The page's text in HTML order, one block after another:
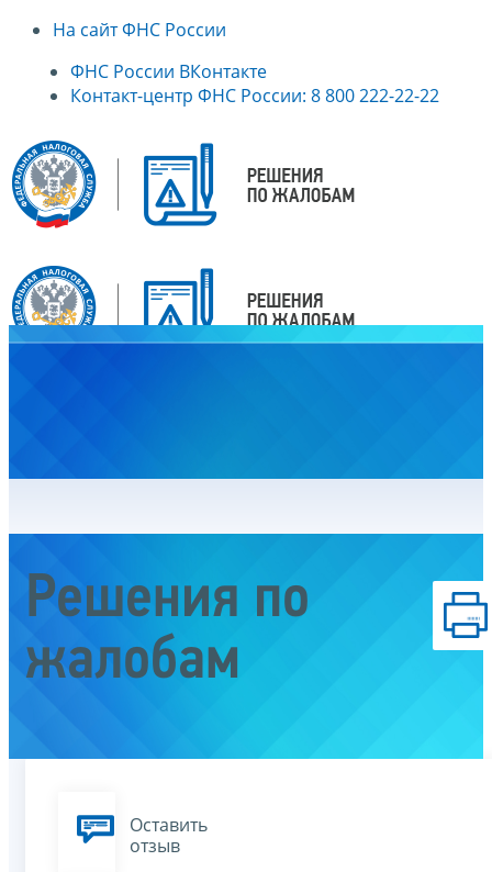
На сайт ФНС России
ФНС России ВКонтакте
Контакт-центр ФНС России: 8 800 222-22-22
Решения по
жалобам
Оставить
отзыв